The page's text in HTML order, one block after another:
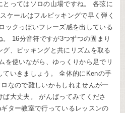
ってはソロの山場ですね。 各弦に
ケールはフルピッキングで早く弾く
ックっぽいフレーズ感を出している
16分音符ですが3つずつの固まり
、ピッキングと共にリズムを取る
を使いながら、ゆっくりから足でリ
ていきましょう。 全体的にKenの手
なので難しいかもしれませんが一
大丈夫。 がんばってみてくださ
ター教室で行っているレッスンの